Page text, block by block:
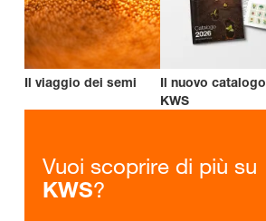
Il viaggio dei semi
Il nuovo catalogo
KWS
Vuoi scoprire di più su
KWS?